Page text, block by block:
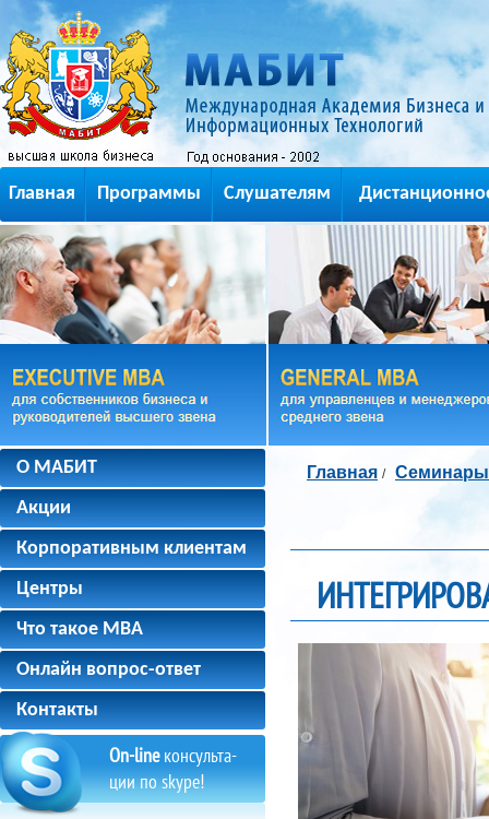
Главная Программы Слушателям
О МАБИТ
Акции
Корпоративным клиентам
Центры
Что такое MBA
Онлайн вопрос-ответ
Контакты
On-lineконсульта-
ции по skype!
Главная / Семинары